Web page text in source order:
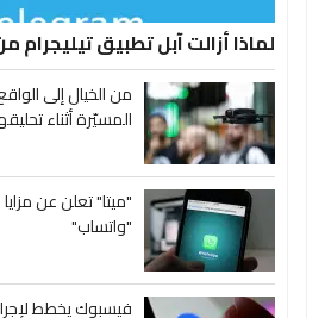
لماذا أزالت آبل تطبيق تيليجرام
من الخيال إلى
المسيّرة أثناء
"ميتا" تعلن عن
"واتساب"
فيسبوك يخطط